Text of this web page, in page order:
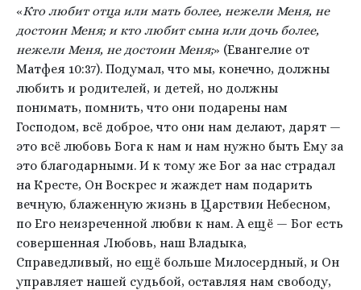
«Кто любит отца или мать более, нежели Меня, не
достоин Меня; и кто любит сына или дочь более,
нежели Меня, не достоин Меня;» (Евангелие от
Матфея 10:37). Подумал, что мы, конечно, должны
любить и родителей, и детей, но должны
понимать, помнить, что они подарены нам
Господом, всё доброе, что они нам делают, дарят —
это всё любовь Бога к нам и нам нужно быть Ему за
это благодарными. И к тому же Бог за нас страдал
на Кресте, Он Воскрес и жаждет нам подарить
вечную, блаженную жизнь в Царствии Небесном,
по Его неизреченной любви к нам. А ещё — Бог есть
совершенная Любовь, наш Владыка,
Справедливый, но ещё больше Милосердный, и Он
управляет нашей судьбой, оставляя нам свободу,